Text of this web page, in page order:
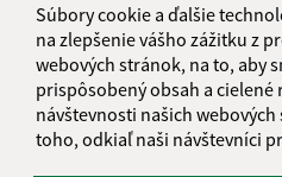
Súbory cookie a ďalšie
na zlepšenie vášho zážitku z
webových stránok, na to, aby
prispôsobený obsah a cielené
návštevnosti našich
toho, odkiaľ naši návštevníci